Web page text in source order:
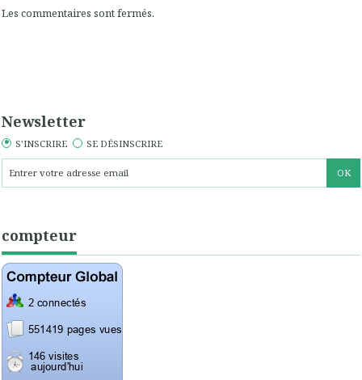
Les commentaires sont fermés.
Newsletter
S'INSCRIRE SE DÉSINSCRIRE
compteur